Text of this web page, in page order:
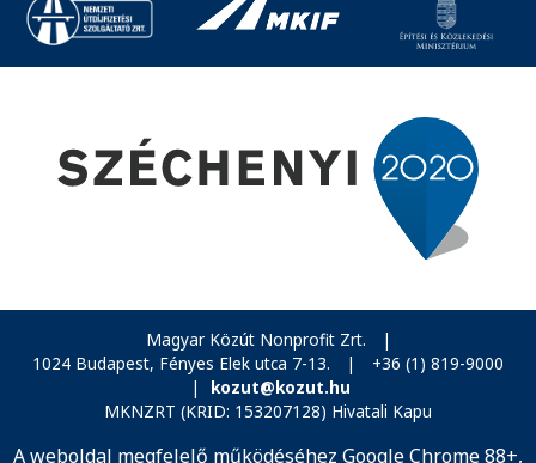
Magyar Közút Nonprofit Zrt.
|
1024 Budapest, Fényes Elek utca 7-13.
|
+36 (1) 819-9000
|
kozut@kozut.hu
MKNZRT (KRID: 153207128) Hivatali Kapu
A weboldal megfelelő működéséhez Google Chrome 88+,